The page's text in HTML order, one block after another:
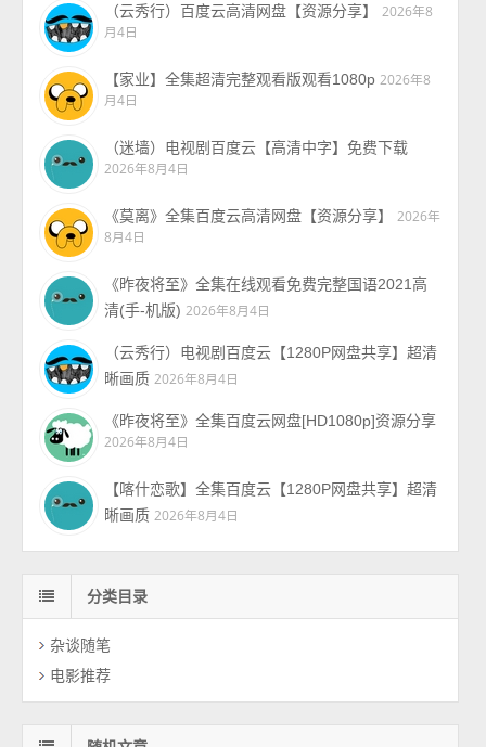
（云秀行）百度云高清网盘【资源分享】
2026年8
月4日
【家业】全集超清完整观看版观看1080p 2026年8
月4日
（迷墙）电视剧百度云【高清中字】免费下载
2026年8月4日
《莫离》全集百度云高清网盘【资源分享】
2026年
8月4日
《昨夜将至》全集在线观看免费完整国语2021高
清(手-机版) 2026年8月4日
（云秀行）电视剧百度云【1280P网盘共享】超清
晰画质 2026年8月4日
《昨夜将至》全集百度云网盘[HD1080p]资源分享
2026年8月4日
【喀什恋歌】全集百度云【1280P网盘共享】超清
晰画质 2026年8月4日
分类目录
杂谈随笔
电影推荐